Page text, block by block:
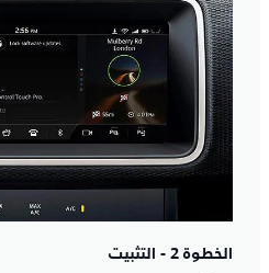
الخطوة 2 - التثبيت